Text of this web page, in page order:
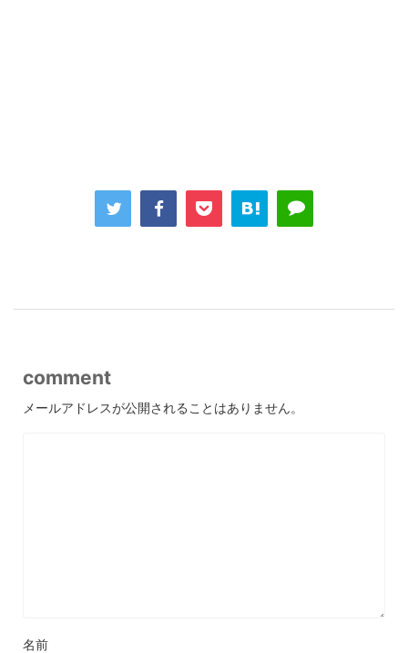
comment
メールアドレスが公開されることはありません。
名前